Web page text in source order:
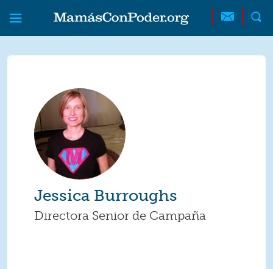
Skip to main content
Skip to main content
MamásConPoder
Jessica Burroughs
Directora Senior de Campaña